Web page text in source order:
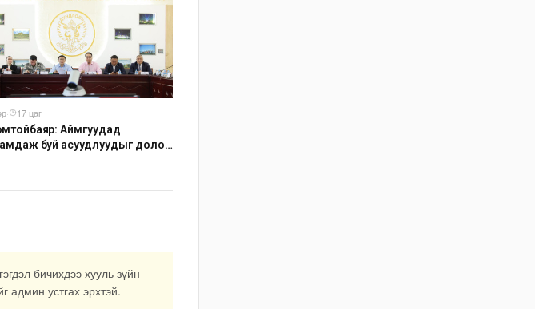
·
17 цаг
Аймгуудад
буй асуудлуудыг долоо
бичихдээ хууль зүйн
админ устгах эрхтэй.